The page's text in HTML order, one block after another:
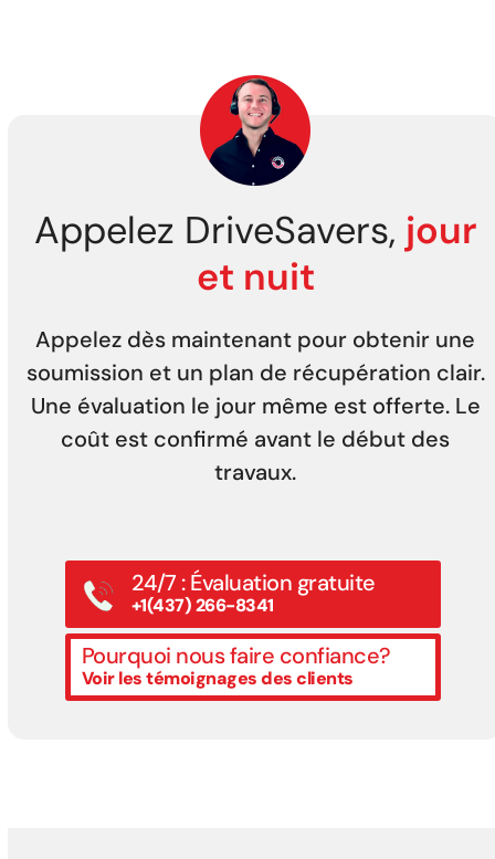
Appelez DriveSavers, jour
et nuit
Appelez dès maintenant pour obtenir une
soumission et un plan de récupération clair.
Une évaluation le jour même est offerte. Le
coût est confirmé avant le début des
travaux.
24/7 : Évaluation gratuite
+1(437) 266-8341
Pourquoi nous faire confiance?
Voir les témoignages des clients